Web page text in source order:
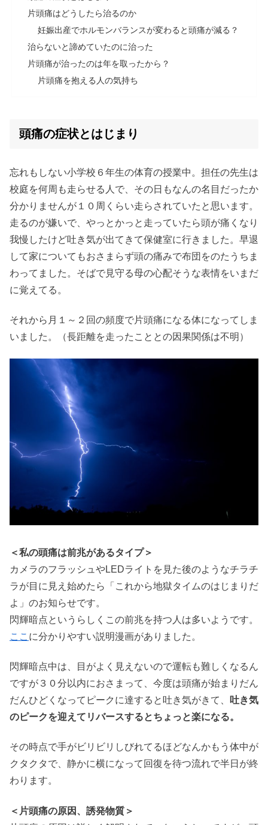
片頭痛はどうしたら治るのか
妊娠出産でホルモンバランスが変わると頭痛が減る？
治らないと諦めていたのに治った
片頭痛が治ったのは年を取ったから？
片頭痛を抱える人の気持ち
頭痛の症状とはじまり
忘れもしない小学校６年生の体育の授業中。担任の先生は
校庭を何周も走らせる人で、その日もなんの名目だったか
分かりませんが１０周くらい走らされていたと思います。
走るのが嫌いで、やっとかっと走っていたら頭が痛くなり
我慢したけど吐き気が出てきて保健室に行きました。早退
して家についてもおさまらず頭の痛みで布団をのたうちま
わってました。そばで見守る母の心配そうな表情をいまだ
に覚えてる。
それから月１～２回の頻度で片頭痛になる体になってしま
いました。（長距離を走ったこととの因果関係は不明）
＜私の頭痛は前兆があるタイプ＞
カメラのフラッシュやLEDライトを見た後のようなチラチ
ラが目に見え始めたら「これから地獄タイムのはじまりだ
よ」のお知らせです。
閃輝暗点というらしくこの前兆を持つ人は多いようです。
ここ に分かりやすい説明漫画がありました。
閃輝暗点中は、目がよく見えないので運転も難しくなるん
ですが３０分以内におさまって、今度は頭痛が始まりだん
だんひどくなってピークに達すると吐き気がきて、
吐き気
のピークを迎えてリバースするとちょっと楽になる。
その時点で手がビリビリしびれてるほどなんかもう体中が
クタクタで、静かに横になって回復を待つ流れで半日が終
わります。
＜片頭痛の原因、誘発物質＞